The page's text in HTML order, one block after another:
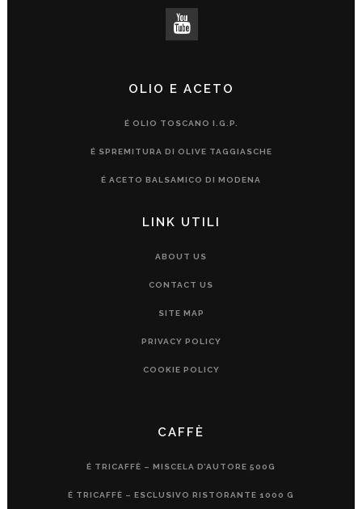
OLIO E ACETO
É OLIO TOSCANO I.G.P.
É SPREMITURA DI OLIVE TAGGIASCHE
É ACETO BALSAMICO DI MODENA
LINK UTILI
ABOUT US
CONTACT US
SITE MAP
PRIVACY POLICY
COOKIE POLICY
CAFFÈ
É TRICAFFÈ – MISCELA D’AUTORE 500G
É TRICAFFÈ – ESCLUSIVO RISTORANTE 1000 G